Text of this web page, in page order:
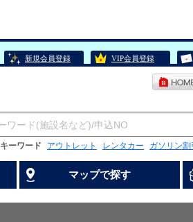
新規会員登録 VIP会員登録
ーワード アウトレット レンタカー ガソリン割
マップで探す